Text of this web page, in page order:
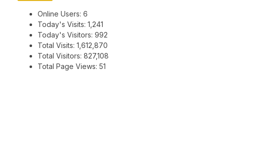
Online Users: 6
Today's Visits: 1,241
Today's Visitors: 992
Total Visits: 1,612,870
Total Visitors: 827,108
Total Page Views: 51